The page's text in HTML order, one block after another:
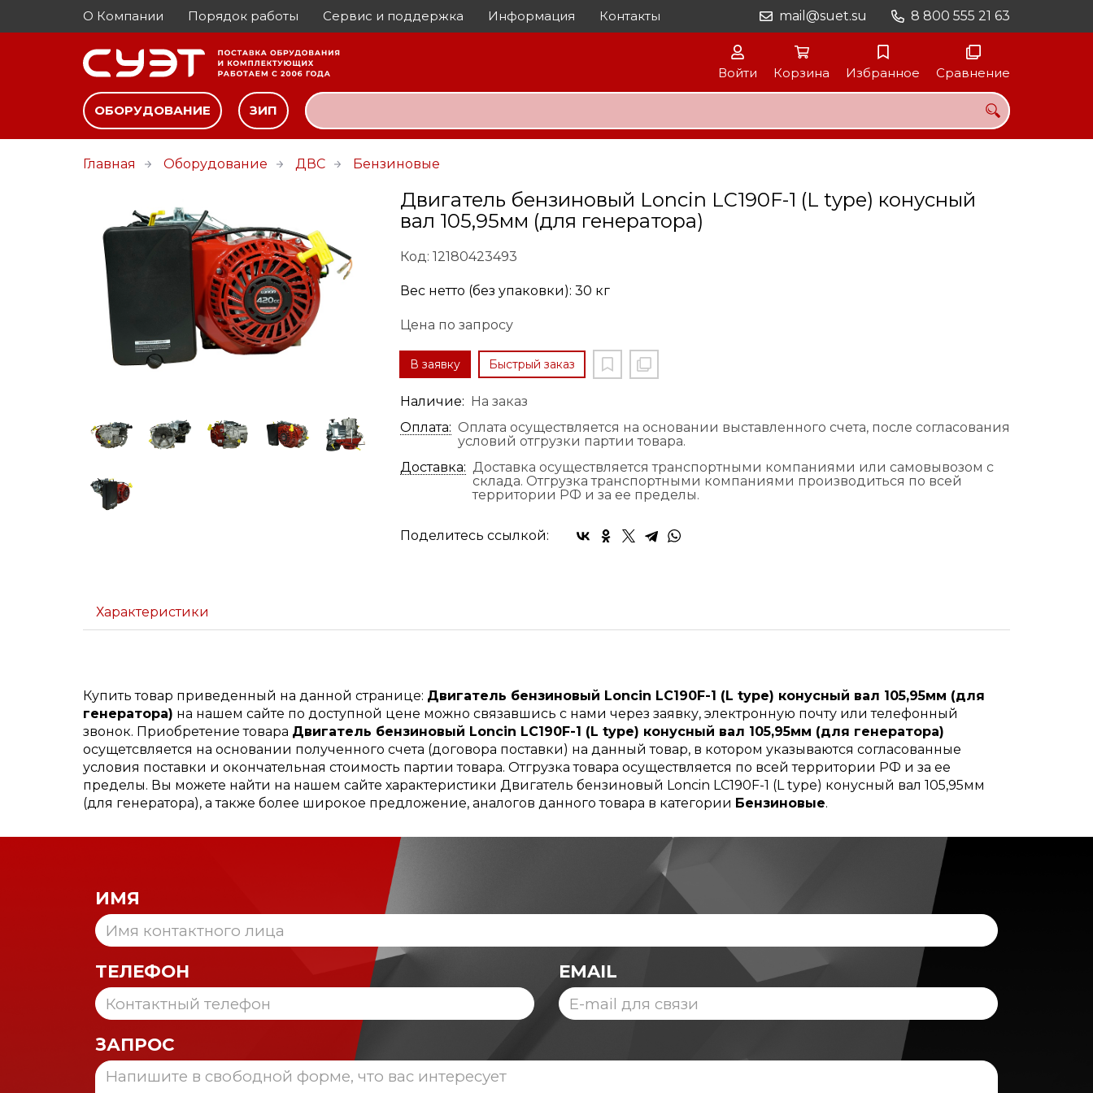
О Компании Порядок работы Сервис и поддержка Информация Контакты 8 800 555 21 63
mail@suet.su
Войти Корзина Избранное Сравнение
ОБОРУДОВАНИЕ ЗИП
Главная Оборудование ДВС Бензиновые
Двигатель бензиновый Loncin LC190F-1 (L type) конусный
вал 105,95мм (для генератора)
Код: 12180423493
Вес нетто (без упаковки): 30 кг
Цена по запросу
В заявку Быстрый заказ
Наличие: На заказ
Оплата: Оплата осуществляется на основании выставленного счета, после согласования
условий отгрузки партии товара.
Доставка: Доставка осуществляется транспортными компаниями или самовывозом с
склада. Отгрузка транспортными компаниями производиться по всей
территории РФ и за ее пределы.
Поделитесь ссылкой:
Характеристики
Купить товар приведенный на данной странице: Двигатель бензиновый Loncin LC190F-1 (L type) конусный вал 105,95мм (для
генератора) на нашем сайте по доступной цене можно связавшись с нами через заявку, электронную почту или телефонный
звонок. Приобретение товара Двигатель бензиновый Loncin LC190F-1 (L type) конусный вал 105,95мм (для генератора)
осущетсвляется на основании полученного счета (договора поставки) на данный товар, в котором указываются согласованные
условия поставки и окончательная стоимость партии товара. Отгрузка товара осуществляется по всей территории РФ и за ее
пределы. Вы можете найти на нашем сайте характеристики Двигатель бензиновый Loncin LC190F-1 (L type) конусный вал 105,95мм
(для генератора), а также более широкое предложение, аналогов данного товара в категории Бензиновые.
ИМЯ
ТЕЛЕФОН EMAIL
ЗАПРОС